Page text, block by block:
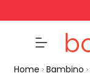
Home Bambino